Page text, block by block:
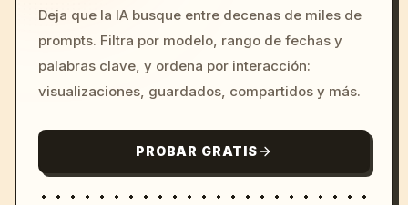
Deja que la IA busque entre decenas de miles de
prompts. Filtra por modelo, rango de fechas y
palabras clave, y ordena por interacción:
visualizaciones, guardados, compartidos y más.
PROBAR GRATIS